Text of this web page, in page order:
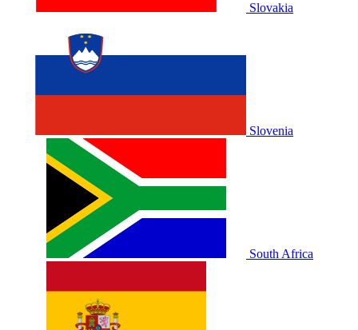
Slovakia
Slovenia
South Africa